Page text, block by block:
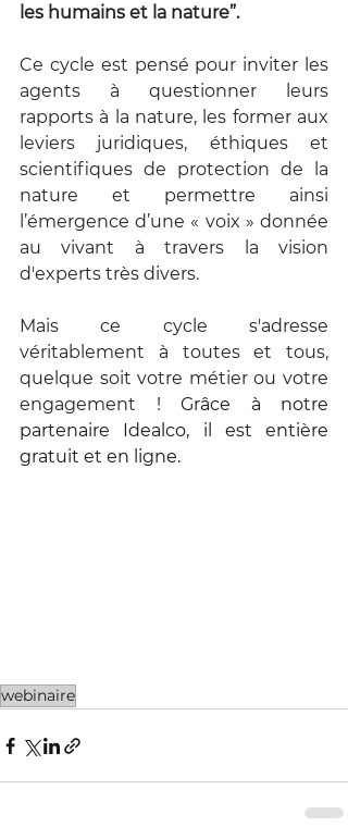
les humains et la nature”.
Ce cycle est pensé pour inviter les
agents à questionner leurs
rapports à la nature, les former aux
leviers juridiques, éthiques et
scientifiques de protection de la
nature et permettre ainsi
l’émergence d’une « voix » donnée
au vivant à travers la vision
d'experts très divers.
Mais ce cycle s'adresse
véritablement à toutes et tous,
quelque soit votre métier ou votre
engagement ! Grâce à notre
partenaire Idealco, il est entière
gratuit et en ligne.
webinaire